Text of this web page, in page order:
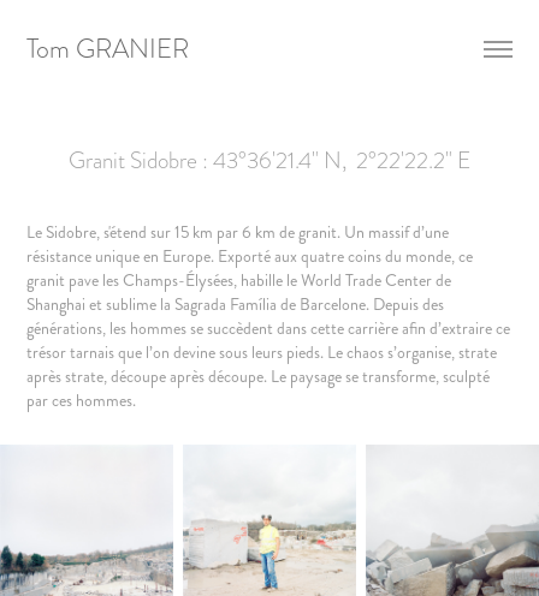
Tom GRANIER
Granit Sidobre : 43°36'21.4" N,  2°22'22.2" E
Le Sidobre, s'étend sur 15 km par 6 km de granit. Un massif d’une
résistance unique en Europe. Exporté aux quatre coins du monde, ce
granit pave les Champs-Élysées, habille le World Trade Center de
Shanghai et sublime la Sagrada Família de Barcelone. Depuis des
générations, les hommes se succèdent dans cette carrière afin d’extraire ce
trésor tarnais que l’on devine sous leurs pieds. Le chaos s’organise, strate
après strate, découpe après découpe. Le paysage se transforme, sculpté
par ces hommes.